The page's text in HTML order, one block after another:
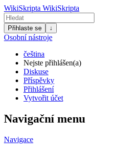
WikiSkripta WikiSkripta
Přihlaste se ↓
Osobní nástroje
čeština
Nejste přihlášen(a)
Diskuse
Příspěvky
Přihlášení
Vytvořit účet
Navigační menu
Navigace